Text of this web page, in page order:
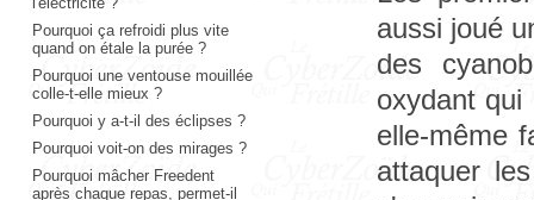
Pourquoi ça refroidi plus vite
quand on étale la purée ?
Pourquoi une ventouse mouillée
colle-t-elle mieux ?
Pourquoi y a-t-il des éclipses ?
Pourquoi voit-on des mirages ?
Pourquoi mâcher Freedent
après chaque repas, permet-il
aussi joué
des
oxydant
elle-même
attaquer